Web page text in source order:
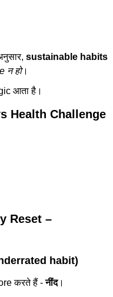
sustainable habits
न हो।
आता है।
Health Challenge
Reset –
habit)
करते हैं -नींद।